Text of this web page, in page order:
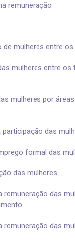
remuneração
de mulheres entre
mulheres entre os
mulheres por
participação das
formal das
das mulheres
remuneração das
remuneração das